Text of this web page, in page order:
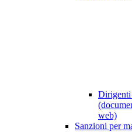
Dirigenti
web)
Sanzioni per